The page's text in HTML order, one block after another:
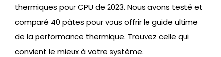
thermiques pour CPU de 2023. Nous avons testé et
comparé 40 pâtes pour vous offrir le guide ultime
de la performance thermique. Trouvez celle qui
convient le mieux à votre système.